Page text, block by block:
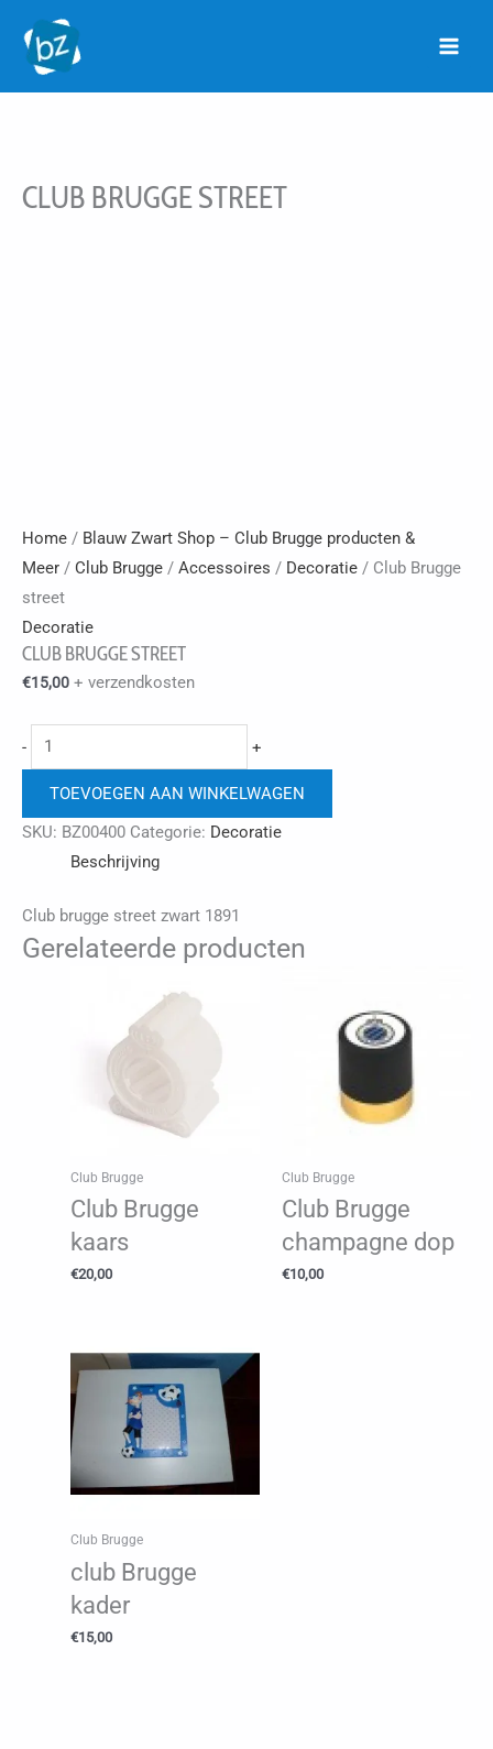
naar
CLUB BRUGGE STREET
Home / Blauw Zwart Shop – Club Brugge producten &
Meer / Club Brugge / Accessoires / Decoratie / Club Brugge
street
Decoratie
CLUB BRUGGE STREET
€15,00 + verzendkosten
-
Club
Brugge
street
aantal
+
TOEVOEGEN AAN WINKELWAGEN
SKU: BZ00400 Categorie: Decoratie
Beschrijving
Club brugge street zwart 1891
Gerelateerde producten
Club Brugge
Club Brugge
kaars
€20,00
Club Brugge
Club Brugge
champagne dop
€10,00
Club Brugge
club Brugge
kader
€15,00